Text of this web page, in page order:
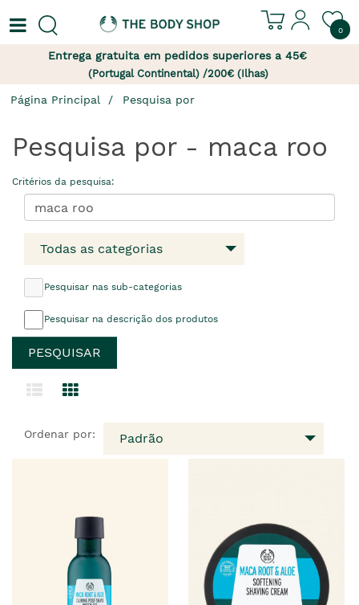
0
Entrega gratuita em pedidos superiores a 45€
(Portugal Continental) /200€ (Ilhas)
Página Principal Pesquisa por
Pesquisa por - maca roo
Critérios da pesquisa:
Todas as categorias
Pesquisar nas sub-categorias
Pesquisar na descrição dos produtos
Ordenar por: Padrão